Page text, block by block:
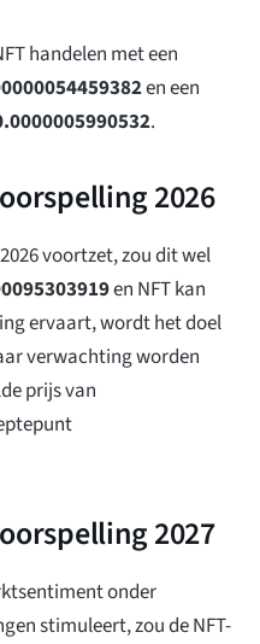
handelen met een
en een
.
2026
voortzet, zou dit wel
en NFT kan
ervaart, wordt het doel
verwachting worden
prijs van
2027
onder
stimuleert, zou de NFT-